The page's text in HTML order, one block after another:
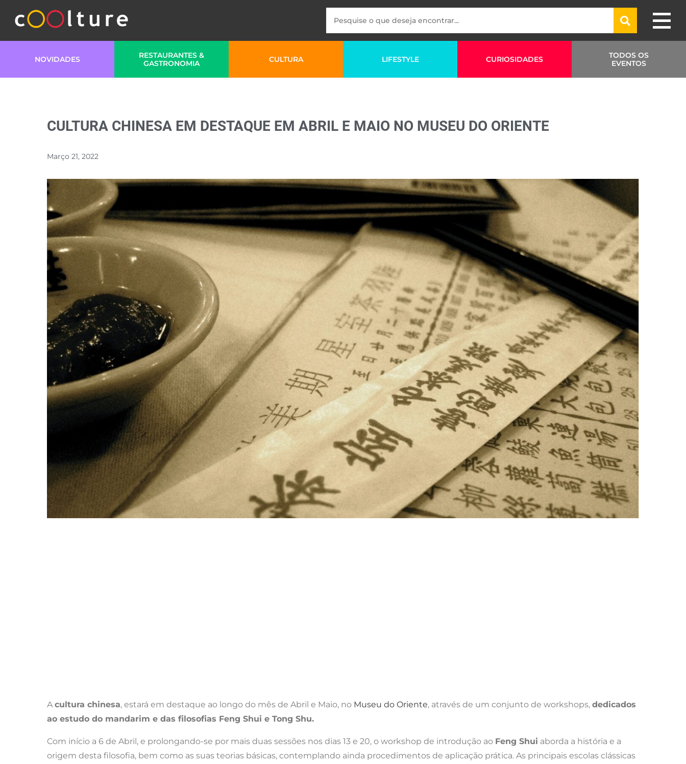
NOVIDADES
RESTAURANTES &
GASTRONOMIA
CULTURA LIFESTYLE CURIOSIDADES
TODOS OS
EVENTOS
CULTURA CHINESA EM DESTAQUE EM ABRIL E MAIO NO MUSEU DO ORIENTE
Março 21, 2022
A cultura chinesa, estará em destaque ao longo do mês de Abril e Maio, no Museu do Oriente, através de um conjunto de workshops, dedicados
ao estudo do mandarim e das filosofias Feng Shui e Tong Shu.
Com início a 6 de Abril, e prolongando-se por mais duas sessões nos dias 13 e 20, o workshop de introdução ao Feng Shui aborda a história e a
origem desta filosofia, bem como as suas teorias básicas, contemplando ainda procedimentos de aplicação prática. As principais escolas clássicas